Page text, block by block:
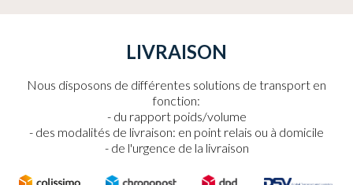
LIVRAISON
Nous disposons de différentes solutions de transport en
fonction:
du rapport poids/volume
des modalités de livraison: en point relais ou à domicile
de l'urgence de la livraison